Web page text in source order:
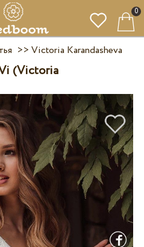
0
>> Victoria Karandasheva
(Victoria